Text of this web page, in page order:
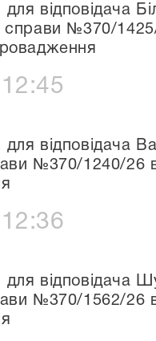
відповідача
справи №370/
відповідача
№370/1240/26
відповідача
№370/1562/26